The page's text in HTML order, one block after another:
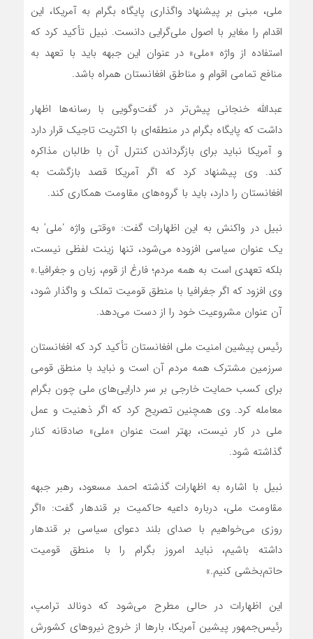
ملی، مبنی بر پیشنهاد واگذاری پایگاه بگرام به آمریکا، این
اقدام را مغایر با اصول ملی‌گرایی دانست. نبیل تأکید کرد که
استفاده از واژه «ملی» در عنوان این جبهه باید با تعهد به
منافع تمامی اقوام و مناطق افغانستان همراه باشد.
عبدالله خنجانی پیش‌تر در گفت‌وگویی با رسانه‌ها اظهار
داشت که پایگاه بگرام در منطقه‌ای با اکثریت تاجیک قرار دارد
و آمریکا نباید برای بازگرداندن کنترل آن با طالبان مذاکره
کند. وی پیشنهاد کرد که اگر آمریکا قصد بازگشت به
افغانستان را دارد، باید با گروه‌های مقاومت همکاری کند.
نبیل در واکنش به این اظهارات گفت: «وقتی واژه ‘ملی’ به
یک عنوان سیاسی افزوده می‌شود، تنها زینت لفظی نیست،
بلکه تعهدی است به همه مردم؛ فارغ از قوم، زبان و جغرافیا.»
وی افزود که اگر جغرافیا با منطق قومیت تملک و واگذار شود،
آن عنوان مشروعیت خود را از دست می‌دهد.
رئیس پیشین امنیت ملی افغانستان تأکید کرد که افغانستان
سرزمین مشترک همه مردم آن است و نباید با منطق قومی
برای کسب حمایت خارجی بر سر دارایی‌های ملی چون بگرام
معامله کرد. وی همچنین تصریح کرد که اگر ذهنیت و عمل
ملی در کار نیست، بهتر است عنوان «ملی» صادقانه کنار
گذاشته شود.
نبیل با اشاره به اظهارات گذشته احمد مسعود، رهبر جبهه
مقاومت ملی، درباره داعیه حاکمیت بر قندهار گفت: «اگر
روزی می‌خواهیم با صدای بلند دعوای سیاسی بر قندهار
داشته باشیم، نباید امروز بگرام را با منطق قومیت
حاتم‌بخشی کنیم.»
این اظهارات در حالی مطرح می‌شود که دونالد ترامپ،
رئیس‌جمهور پیشین آمریکا، بارها از خروج نیروهای کشورش